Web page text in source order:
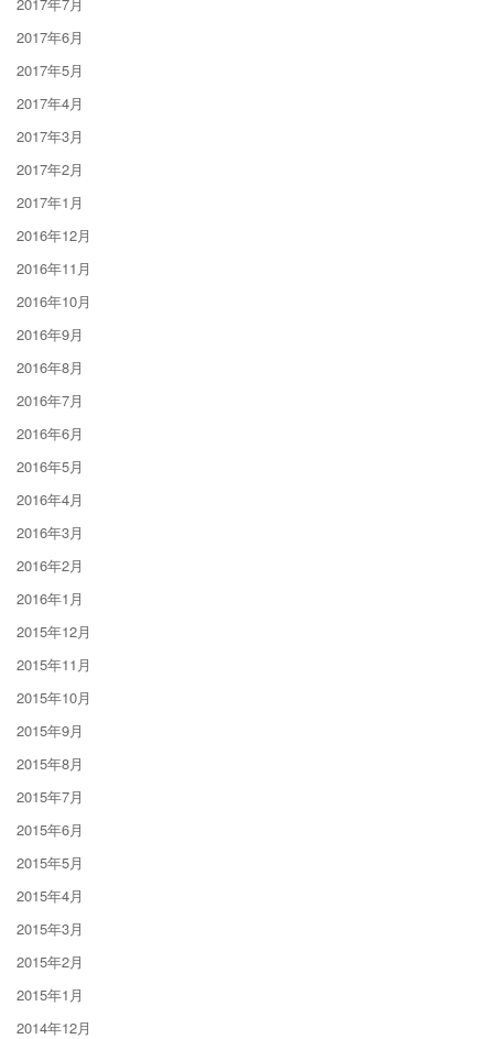
2017年6月
2017年5月
2017年4月
2017年3月
2017年2月
2017年1月
2016年12月
2016年11月
2016年10月
2016年9月
2016年8月
2016年7月
2016年6月
2016年5月
2016年4月
2016年3月
2016年2月
2016年1月
2015年12月
2015年11月
2015年10月
2015年9月
2015年8月
2015年7月
2015年6月
2015年5月
2015年4月
2015年3月
2015年2月
2015年1月
2014年12月